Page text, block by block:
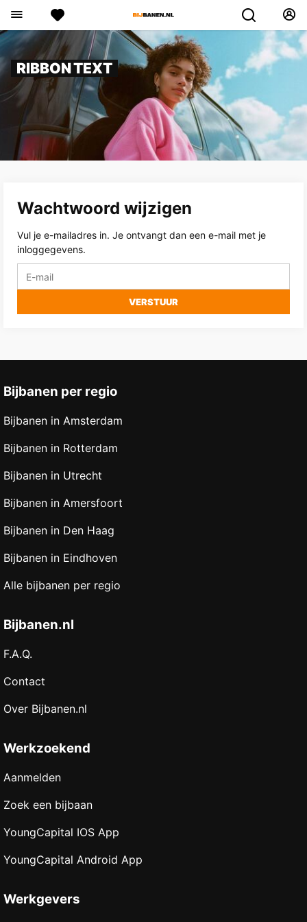
RIBBON TEXT
Wachtwoord wijzigen
Vul je e-mailadres in. Je ontvangt dan een e-mail met je
inloggegevens.
VERSTUUR
Bijbanen per regio
Bijbanen in Amsterdam
Bijbanen in Rotterdam
Bijbanen in Utrecht
Bijbanen in Amersfoort
Bijbanen in Den Haag
Bijbanen in Eindhoven
Alle bijbanen per regio
Bijbanen.nl
F.A.Q.
Contact
Over Bijbanen.nl
Werkzoekend
Aanmelden
Zoek een bijbaan
YoungCapital IOS App
YoungCapital Android App
Werkgevers